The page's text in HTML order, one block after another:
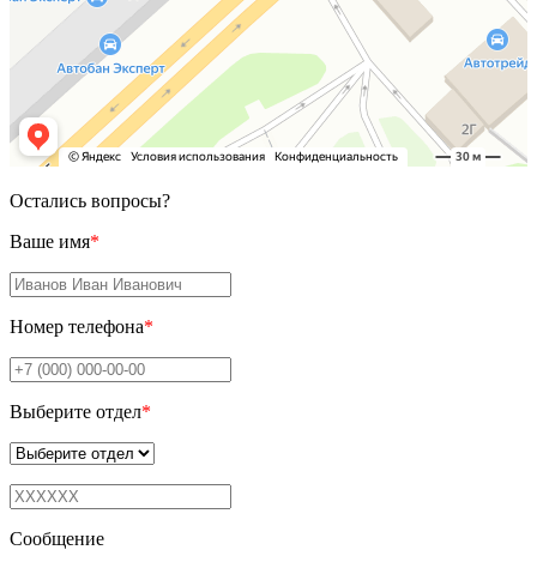
Остались вопросы?
Ваше имя*
Номер телефона*
Выберите отдел*
Сообщение